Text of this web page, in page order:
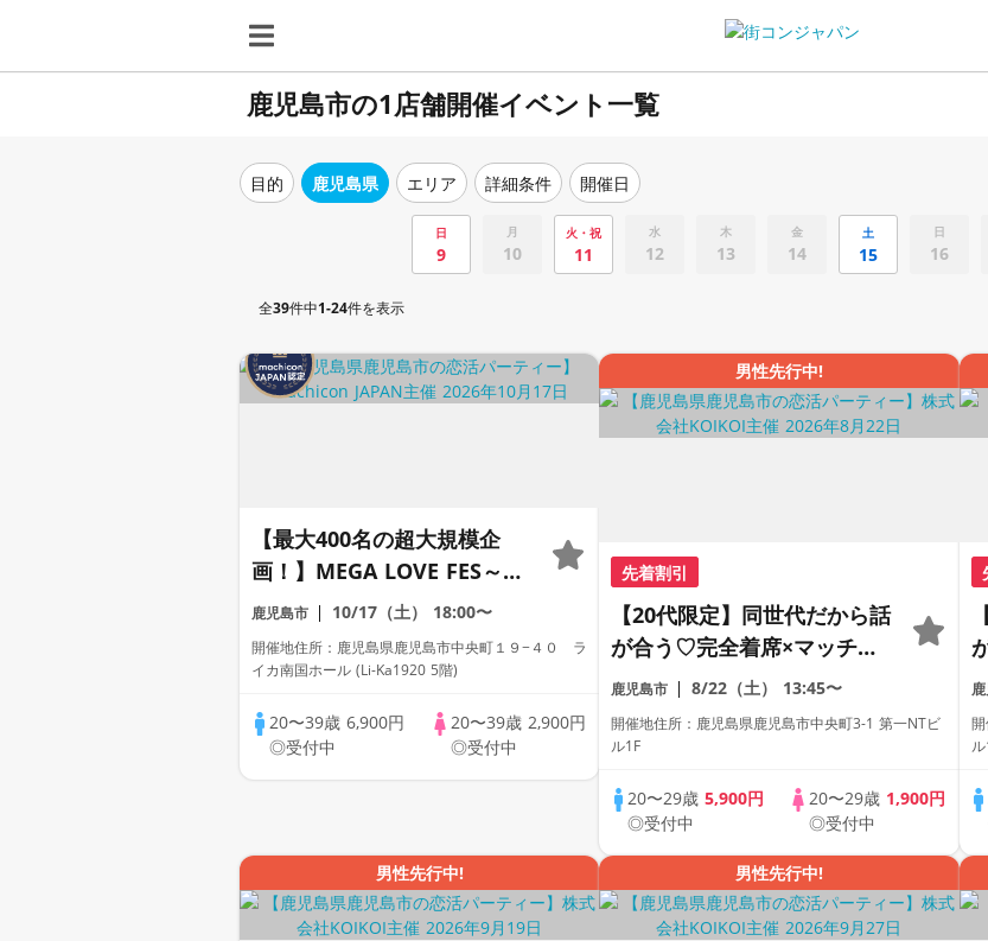
鹿児島市の1店舗開催イベント一覧
目的 鹿児島県 エリア 詳細条件 開催日
日
9
月
10
火・祝
11
水
12
木
13
金
14
土
15
日
16
全39件中1-24件を表示
【最大400名の超大規模企
画！】MEGA LOVE FES～恋
が動き出す出会いの祭典～
鹿児島市 10/17（土） 18:00〜
開催地住所：鹿児島県鹿児島市中央町１９−４０ ラ
イカ南国ホール (Li-Ka1920 5階)
20〜39歳 6,900円
◎受付中
20〜39歳 2,900円
◎受付中
男性先行中!
先着割引
【20代限定】同世代だから話
が合う♡完全着席×マッチン
グゲーム付きマッチングコン
鹿児島市 8/22（土） 13:45〜
開催地住所：鹿児島県鹿児島市中央町3-1 第一NTビ
ル1F
20〜29歳5,900円
◎受付中
20〜29歳 1,900円
◎受付中
男性先行中! 男性先行中!